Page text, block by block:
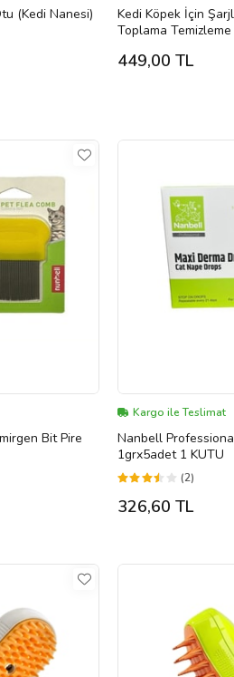
(Kedi Nanesi)
Kedi Köpek İçin
Toplama
449,00 TL
Bit Pire
Kargo ile Teslimat
Nanbell
1grx5adet 1 KUTU
(2)
326,60 TL